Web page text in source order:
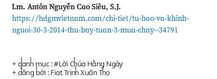
Lm. Antôn Nguyễn Cao Siêu, S.J.
https://hdgmvietnam.com/chi-tiet/tu-hao-va-khinh-
nguoi-30-3-2014-thu-bay-tuan-3-mua-chay--34791
+ danh mục : #Lời Chúa Hằng Ngày
+ đăng bởi : Fiat Trịnh Xuân Thọ